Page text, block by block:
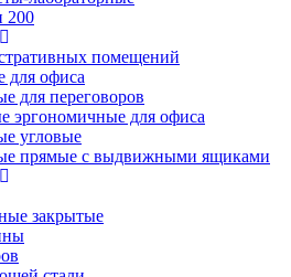
200
помещений
для офиса
для переговоров
эргономичные для офиса
угловые
прямые с выдвижными ящиками
закрытые